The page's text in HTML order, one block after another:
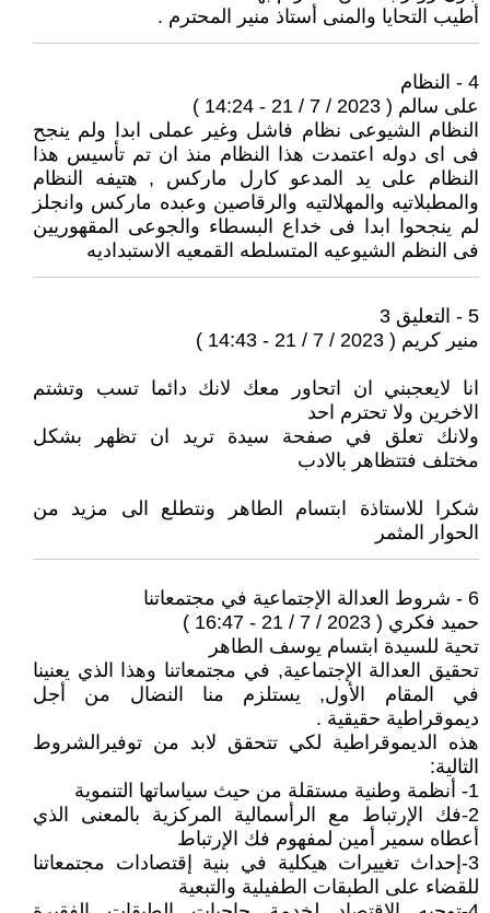
أطيب التحايا والمنى أستاذ منير المحترم .
4 - النظام
على سالم ( 2023 / 7 / 21 - 14:24 )
النظام الشيوعى نظام فاشل وغير عملى ابدا ولم ينجح
فى اى دوله اعتمدت هذا النظام منذ ان تم تأسيس هذا
النظام على يد المدعو كارل ماركس , هتيفه النظام
والمطبلاتيه والمهلالتيه والرقاصين وعبده ماركس وانجلز
لم ينجحوا ابدا فى خداع البسطاء والجوعى المقهوريين
فى النظم الشيوعيه المتسلطه القمعيه الاستبداديه
5 - التعليق 3
منير كريم ( 2023 / 7 / 21 - 14:43 )
انا لايعجبني ان اتحاور معك لانك دائما تسب وتشتم
الاخرين ولا تحترم احد
ولانك تعلق في صفحة سيدة تريد ان تظهر بشكل
مختلف فتتظاهر بالادب
شكرا للاستاذة ابتسام الطاهر ونتطلع الى مزيد من
الحوار المثمر
6 - شروط العدالة الإجتماعية في مجتمعاتنا
حميد فكري ( 2023 / 7 / 21 - 16:47 )
تحية للسيدة ابتسام يوسف الطاهر
تحقيق العدالة الإجتماعية, في مجتمعاتنا وهذا الذي يعنينا
في المقام الأول, يستلزم منا النضال من أجل
ديموقراطية حقيقية .
هذه الديموقراطية لكي تتحقق لابد من توفيرالشروط
التالية:
1- أنظمة وطنية مستقلة من حيث سياساتها التنموية
2-فك الإرتباط مع الرأسمالية المركزية بالمعنى الذي
أعطاه سمير أمين لمفهوم فك الإرتباط
3-إحداث تغييرات هيكلية في بنية إقتصادات مجتمعاتنا
للقضاء على الطبقات الطفيلية والتبعية